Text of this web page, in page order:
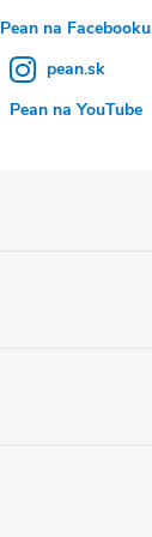
Pean na Facebooku
pean.sk
Pean na YouTube